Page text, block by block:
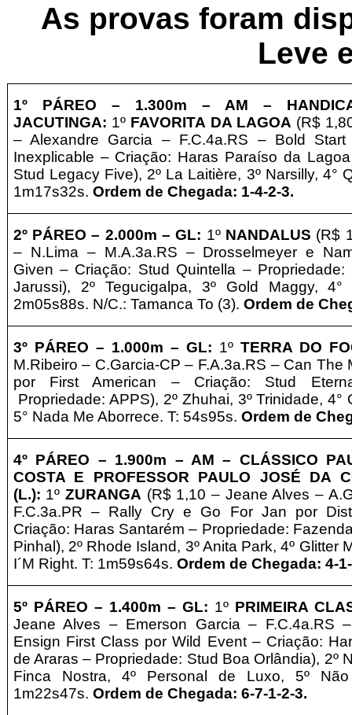
As provas foram
Leve
1º PÁREO – 1.300m – AM –
JACUTINGA: 1º FAVORITA DA LAGOA (R$
– Alexandre Garcia – F.C.4a.RS – Bold
Inexplicable – Criação: Haras Paraíso da Lagoa
Stud Legacy Five), 2º La Laitière, 3º Narsilly, 4°
1m17s32s. Ordem de Chegada: 1-4-2-3.
2º PÁREO – 2.000m – GL: 1º NANDALUS (R$
– N.Lima – M.A.3a.RS – Drosselmeyer e
Given – Criação: Stud Quintella –
Jarussi), 2º Tegucigalpa, 3º Gold Maggy,
2m05s88s. N/C.: Tamanca To (3). Ordem de
3º PÁREO – 1.000m – GL: 1ºTERRA DO
M.Ribeiro – C.Garcia-CP – F.A.3a.RS – Can The
por First American – Criação: Stud
Propriedade: APPS), 2º Zhuhai, 3º Trinidade, 4°
5° Nada Me Aborrece. T: 54s95s. Ordem de
4º PÁREO – 1.900m – AM – CLÁSSICO
COSTA E PROFESSOR PAULO JOSÉ DA
(L.): 1ºZURANGA (R$ 1,10 – Jeane Alves –
F.C.3a.PR – Rally Cry e Go For Jan por
Criação: Haras Santarém – Propriedade:
Pinhal), 2º Rhode Island, 3º Anita Park, 4º Glitter
I´M Right. T: 1m59s64s. Ordem de Chegada: 4-
5º PÁREO – 1.400m – GL: 1º PRIMEIRA
Jeane Alves – Emerson Garcia – F.C.4a.RS
Ensign First Class por Wild Event – Criação:
de Araras – Propriedade: Stud Boa Orlândia), 2º
Finca Nostra, 4º Personal de Luxo, 5º
1m22s47s. Ordem de Chegada: 6-7-1-2-3.